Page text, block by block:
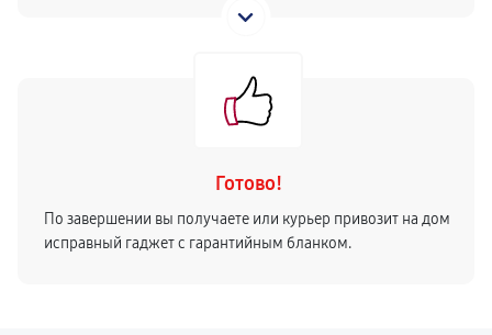
Готово!
По завершении вы получаете или курьер привозит на дом
исправный гаджет с гарантийным бланком.